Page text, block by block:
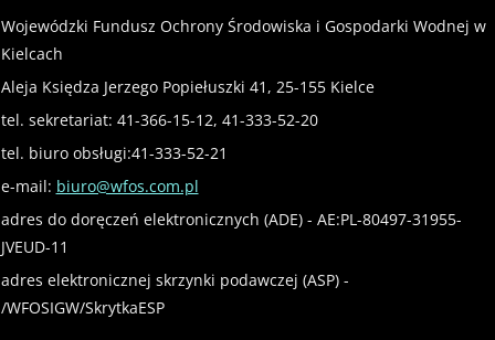
Wojewódzki Fundusz Ochrony Środowiska i Gospodarki Wodnej w
Kielcach
Aleja Księdza Jerzego Popiełuszki 41, 25-155 Kielce
tel. sekretariat: 41-366-15-12, 41-333-52-20
tel. biuro obsługi:41-333-52-21
e-mail: biuro@wfos.com.pl
adres do doręczeń elektronicznych (ADE) - AE:PL-80497-31955-
JVEUD-11
adres elektronicznej skrzynki podawczej (ASP) -
/WFOSIGW/SkrytkaESP